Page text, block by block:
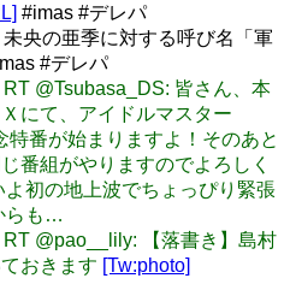
#imas #デレパ
未央の亜季に対する呼び名「軍
#デレパ
RT @Tsubasa_DS: 皆さん、本
にて、アイドルマスター
特番が始まりますよ！そのあと
番組がやりますのでよろしく
初の地上波でちょっぴり緊張
らも…
RT @pao__lily: 【落書き】島村
おきます [Tw:photo]